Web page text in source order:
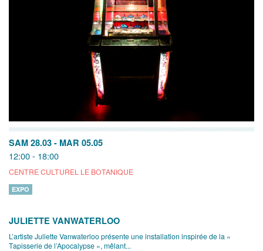
SAM 28.03 - MAR 05.05
12:00 - 18:00
CENTRE CULTUREL LE BOTANIQUE
EXPO
JULIETTE VANWATERLOO
L’artiste Juliette Vanwaterloo présente une installation inspirée de la «
Tapisserie de l’Apocalypse », mêlant...